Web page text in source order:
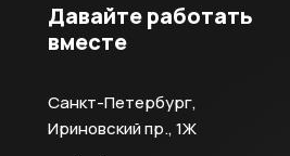
Давайте работать
вместе
Санкт-Петербург,
Ириновский пр., 1Ж